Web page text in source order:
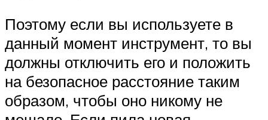
Поэтому если вы используете в
данный момент инструмент, то вы
должны отключить его и положить
на безопасное расстояние таким
образом, чтобы оно никому не